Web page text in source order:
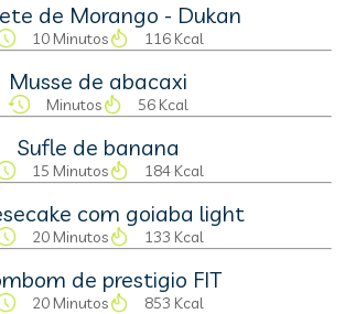
de Morango - Dukan
10 Minutos 116 Kcal
Musse de abacaxi
Minutos 56 Kcal
Sufle de banana
15 Minutos 184 Kcal
com goiaba light
20 Minutos 133 Kcal
de prestigio FIT
20 Minutos 853 Kcal